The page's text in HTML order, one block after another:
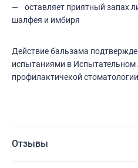
оставляет приятный запах
шалфея и имбиря
Действие бальзама
испытаниями в Испытательном
профилактичекой
Отзывы